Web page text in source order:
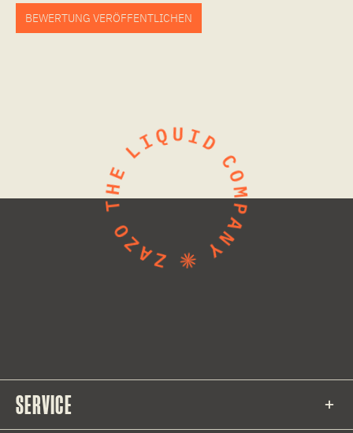
BEWERTUNG VERÖFFENTLICHEN
SERVICE